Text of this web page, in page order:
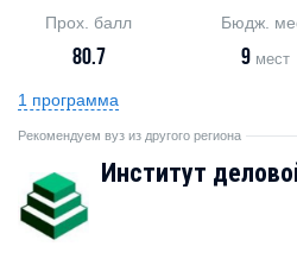
Прох. балл
80.7
Бюдж.
9 мест
1 программа
Рекомендуем вуз из другого региона
Институт